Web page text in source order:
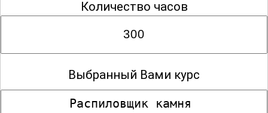
Количество часов
Выбранный Вами курс